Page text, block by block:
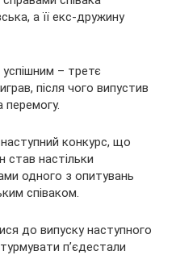
а її екс-дружину
– третє
після чого випустив
перемогу.
конкурс, що
став настільки
одного з опитувань
співаком.
до випуску наступного
п’єдестали